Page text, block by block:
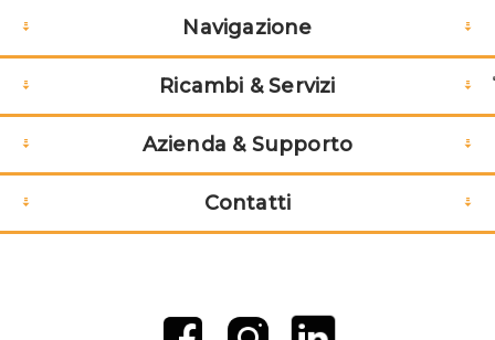
Navigazione
Ricambi & Servizi
Azienda & Supporto
Contatti